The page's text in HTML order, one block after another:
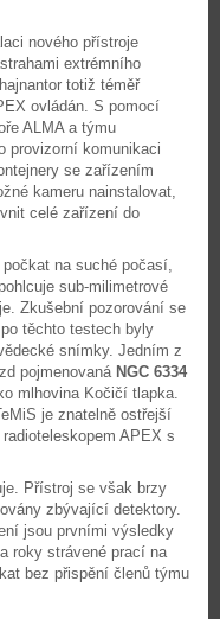
nového přístroje
extrémního
totiž téměř
ovládán. S pomocí
ALMA a týmu
provizorní komunikaci
se zařízením
kameru nainstalovat,
celé zařízení do
na suché počasí,
sub-milimetrové
Zkušební pozorování se
těchto testech byly
snímky. Jedním z
pojmenovaná NGC 6334
mlhovina Kočičí tlapka.
je znatelně ostřejší
APEX s
Přístroj se však brzy
zbývající detektory.
jsou prvními výsledky
roky strávené prací na
bez přispění členů týmu